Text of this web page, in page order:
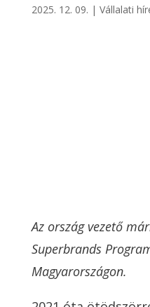
2025. 12. 09. | Vállalati
Az ország vezető
Superbrands
Magyarországon.